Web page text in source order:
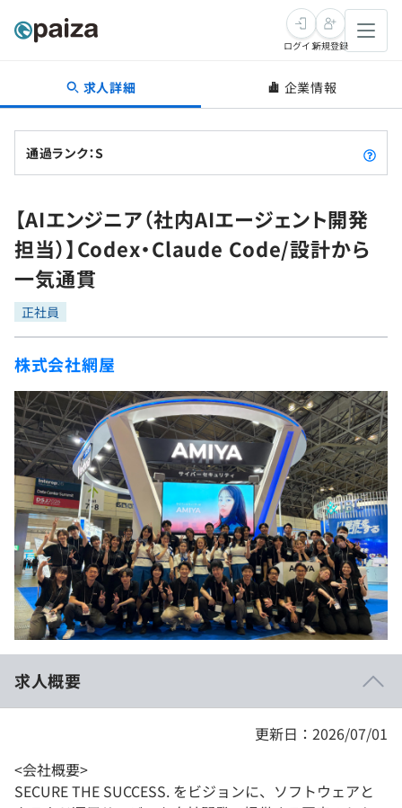
転職・キャリア
転職成功ガイド
転職エージェント
インタビュー
転職成功ガイド
新卒就活
求人検索
本選考
インターン
新卒エージェント
イベント・セミナー
インタビュー
就活成功ガイド
学習
問題集
4択課題
ナレッジ
リファレンス
プラン
個人向けプラン
法人向けプラン
学校向けプラン
契約内容・クーポン
プログラミング言語
評価結果一覧
再チャレンジ結果一覧
ゲーム・マンガ
Tech Team Journal
paiza times
note
paizaとは？
ログイン新規登録
求人詳細 企業情報
通過ランク：S
【AIエンジニア（社内AIエージェント開発
担当）】Codex・Claude Code/設計から
一気通貫
正社員
株式会社網屋
求人概要
更新日：2026/07/01
<会社概要>
SECURE THE SUCCESS. をビジョンに、ソフトウェアと